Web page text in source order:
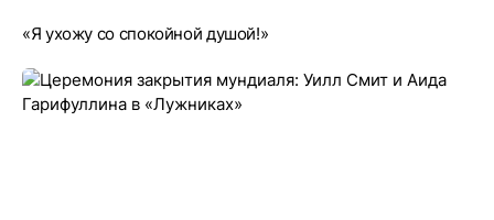
«Я ухожу со спокойной душой!»